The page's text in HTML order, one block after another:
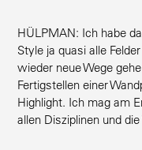
HÜLPMAN: Ich habe
Style ja quasi alle
wieder neue Wege
Fertig­stellen einer
Highlight. Ich mag am
allen Diszi­plinen und